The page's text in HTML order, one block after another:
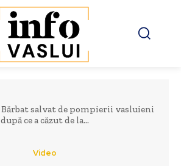
Bărbat salvat de pompierii vasluieni
după ce a căzut de la...
Video